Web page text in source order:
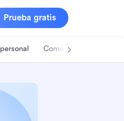
Prueba gratis
Comercio minorista